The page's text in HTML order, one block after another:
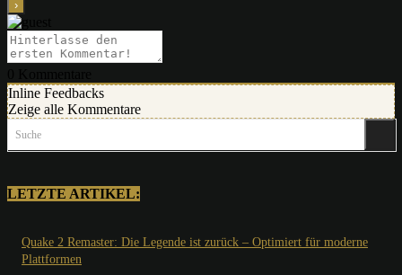
Inline Feedbacks
Zeige alle Kommentare
Suche
LETZTE ARTIKEL:
Quake 2 Remaster: Die Legende ist zurück – Optimiert für moderne
Plattformen